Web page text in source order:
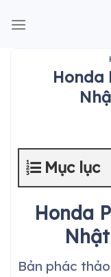
Honda
Mục lục
Honda
Bản phác